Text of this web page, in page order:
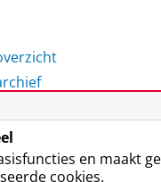
en maakt
cookies.